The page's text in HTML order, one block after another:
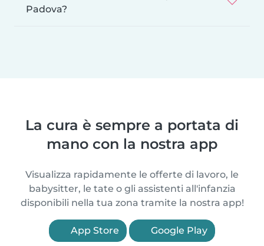
Padova?
La cura è sempre a portata di
mano con la nostra app
Visualizza rapidamente le offerte di lavoro, le
babysitter, le tate o gli assistenti all'infanzia
disponibili nella tua zona tramite la nostra app!
App Store Google Play